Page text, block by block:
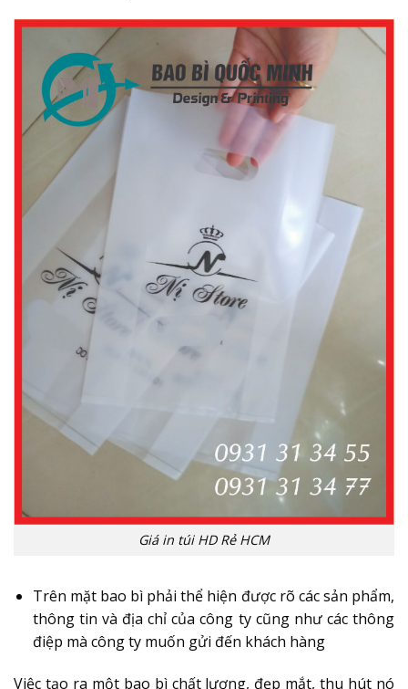
Giá in túi HD Rẻ HCM
Trên mặt bao bì phải thể hiện được rõ các sản phẩm,
thông tin và địa chỉ của công ty cũng như các thông
điệp mà công ty muốn gửi đến khách hàng
Việc tạo ra một bao bì chất lượng, đẹp mắt, thu hút nó